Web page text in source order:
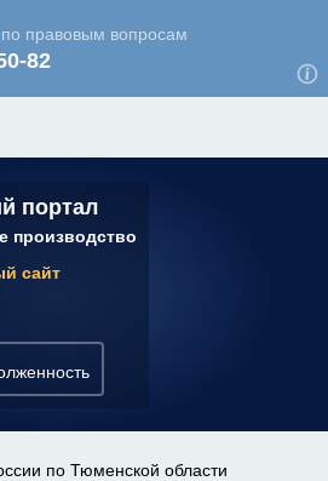
портал
производство
сайт
22-64
по Тюменской области